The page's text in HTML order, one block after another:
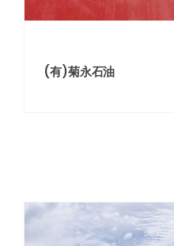
(有)菊永石油